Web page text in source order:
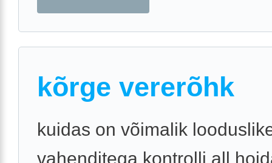
kõrge vererõhk
kuidas on võimalik
vahenditega kontrolli all